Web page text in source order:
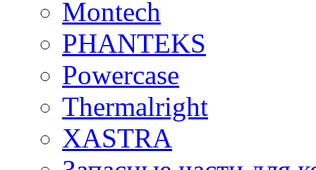
Montech
PHANTEKS
Powercase
Thermalright
XASTRA